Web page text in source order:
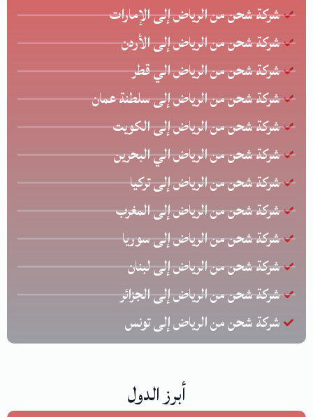
شركة شحن من الرياض إلى الإمارات
شركة شحن من الرياض إلى الأردن
شركة شحن من الرياض الي قطر
شركة شحن من الرياض إلى سلطنة عمان
شركة شحن من الرياض إلى الكويت
شركة شحن من الرياض الي البحرين
شركة شحن من الرياض إلى تركيا
شركة شحن من الرياض إلى المغرب
شركة شحن من الرياض إلى سوريا
شركة شحن من الرياض إلى لبنان
شركة شحن من الرياض إلى الجزائر
شركة شحن من الرياض إلى تونس
أبرز الدول